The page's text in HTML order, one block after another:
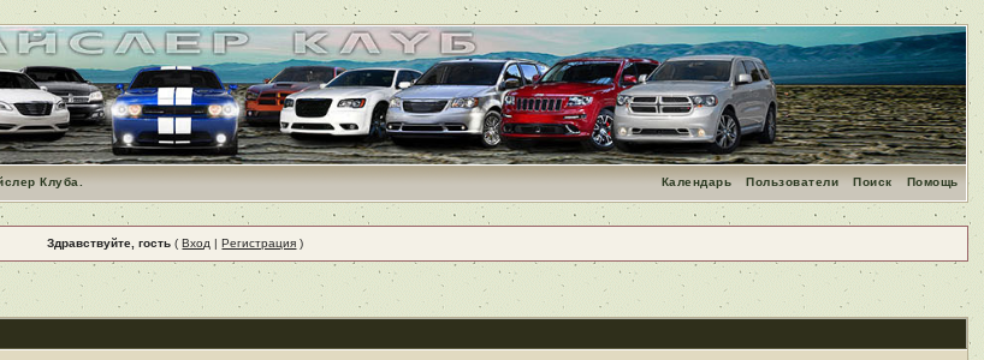
Клуба. Помощь
Поиск
Пользователи
Календарь
Здравствуйте, гость (Вход |Регистрация )